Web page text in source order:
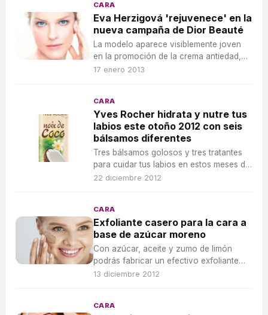
CARA
Eva Herzigová 'rejuvenece' en la
nueva campaña de Dior Beauté
La modelo aparece visiblemente joven
en la promoción de la crema antiedad,
¿el resultado del producto?
17 enero 2013
CARA
Yves Rocher hidrata y nutre tus
labios este otoño 2012 con seis
bálsamos diferentes
Tres bálsamos golosos y tres tratantes
para cuidar tus labios en estos meses de
frío.
22 diciembre 2012
CARA
Exfoliante casero para la cara a
base de azúcar moreno
Con azúcar, aceite y zumo de limón
podrás fabricar un efectivo exfoliante
facial. El exfoliante casero es mas
13 diciembre 2012
CARA